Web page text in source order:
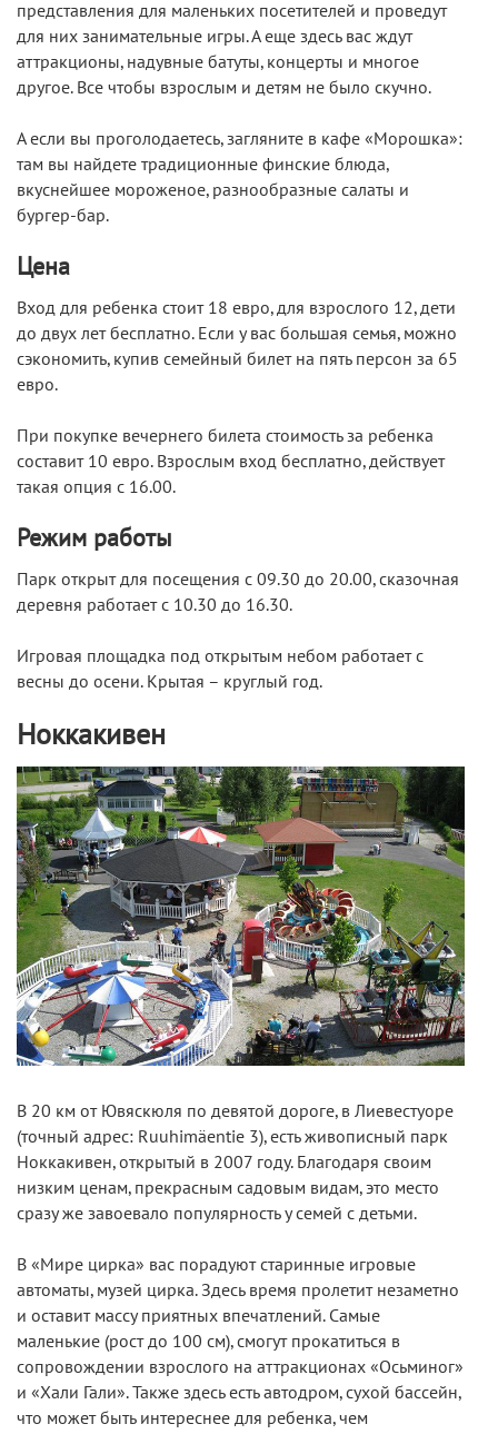
представления для маленьких посетителей и проведут
для них занимательные игры. А еще здесь вас ждут
аттракционы, надувные батуты, концерты и многое
другое. Все чтобы взрослым и детям не было скучно.
А если вы проголодаетесь, загляните в кафе «Морошка»:
там вы найдете традиционные финские блюда,
вкуснейшее мороженое, разнообразные салаты и
бургер-бар.
Цена
Вход для ребенка стоит 18 евро, для взрослого 12, дети
дo двух лет бесплатно. Если у вас большая семья, можно
сэкономить, купив семейный билет на пять персон за 65
евро.
При покупке вечернего билета стоимость за ребенка
составит 10 евро. Взрослым вход бесплатно, действует
такая опция с 16.00.
Режим работы
Парк открыт для посещения с 09.30 до 20.00, сказочная
деревня работает с 10.30 до 16.30.
Игровая площадка под открытым небом работает с
весны до осени. Крытая – круглый год.
Ноккакивен
В 20 км от Ювяскюля по девятой дороге, в Лиевестуоре
(точный адрес: Ruuhimäentie 3), есть живописный парк
Ноккакивен, открытый в 2007 году. Благодаря своим
низким ценам, прекрасным садовым видам, это место
сразу же завоевало популярность у семей с детьми.
В «Мире цирка» вас порадуют старинные игровые
автоматы, музей цирка. Здесь время пролетит незаметно
и оставит массу приятных впечатлений. Самые
маленькие (рост до 100 см), смогут прокатиться в
сопровождении взрослого на аттракционах «Осьминог»
и «Хали Гали». Также здесь есть автодром, сухой бассейн,
что может быть интереснее для ребенка, чем